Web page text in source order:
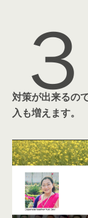
３
対策が出来るの
入も増えます。